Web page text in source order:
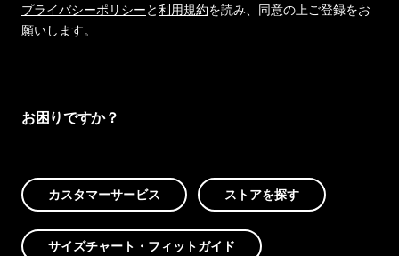
プライバシーポリシーと利用規約を読み、同意の上ご登録をお
願いします。
お困りですか？
カスタマーサービス ストアを探す
サイズチャート・フィットガイド